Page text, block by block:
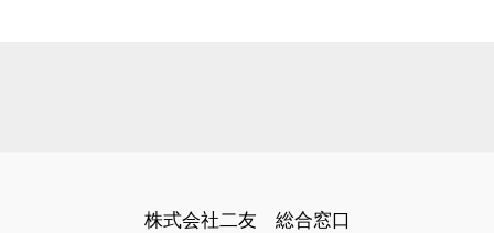
株式会社二友 総合窓口